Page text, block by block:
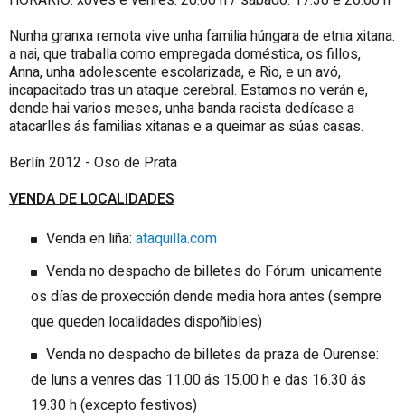
Nunha granxa remota vive unha familia húngara de etnia xitana:
a nai, que traballa como empregada doméstica, os fillos,
Anna, unha adolescente escolarizada, e Rio, e un avó,
incapacitado tras un ataque cerebral. Estamos no verán e,
dende hai varios meses, unha banda racista dedícase a
atacarlles ás familias xitanas e a queimar as súas casas.
Berlín 2012 - Oso de Prata
VENDA DE LOCALIDADES
Venda en liña: ataquilla.com
Venda no despacho de billetes do Fórum: unicamente
os días de proxección dende media hora antes (sempre
que queden localidades dispoñibles)
Venda no despacho de billetes da praza de Ourense:
de luns a venres das 11.00 ás 15.00 h e das 16.30 ás
19.30 h (excepto festivos)